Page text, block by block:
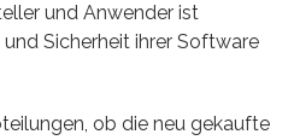
und Anwender ist
Sicherheit ihrer Software
ob die neu gekaufte